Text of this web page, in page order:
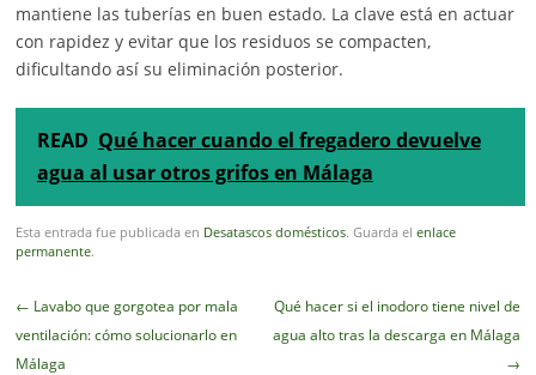
mantiene las tuberías en buen estado. La clave está en actuar
con rapidez y evitar que los residuos se compacten,
dificultando así su eliminación posterior.
READ Qué hacer cuando el fregadero devuelve
agua al usar otros grifos en Málaga
Esta entrada fue publicada en Desatascos domésticos. Guarda el enlace
permanente.
Navegador
de
artículos
← Lavabo que gorgotea por mala
ventilación: cómo solucionarlo en
Málaga
Qué hacer si el inodoro tiene nivel de
agua alto tras la descarga en Málaga
→